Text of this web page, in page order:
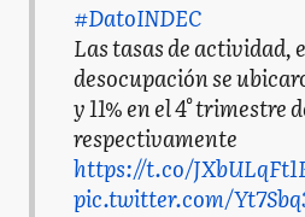
#DatoINDEC
Las tasas de actividad,
desocupación se
y 11% en el 4° trimestre
respectivamente
https://t.co/
pic.twitter.com/